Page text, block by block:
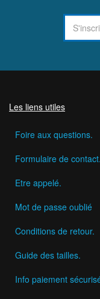
Les liens utiles
Foire aux questions.
Formulaire de contact.
Etre appelé.
Mot de passe oublié
Conditions de retour.
Guide des tailles.
Info paiement